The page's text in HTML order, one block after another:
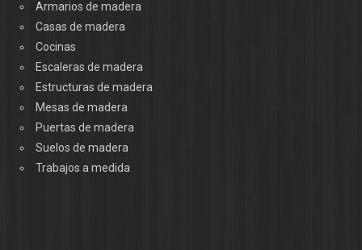
Armarios de madera
Casas de madera
Cocinas
Escaleras de madera
Estructuras de madera
Mesas de madera
Puertas de madera
Suelos de madera
Trabajos a medida